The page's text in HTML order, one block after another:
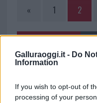
Galluraoggi.it - Do
Information
If you wish to opt-out of
processing of your
« 1 2
provvisorio